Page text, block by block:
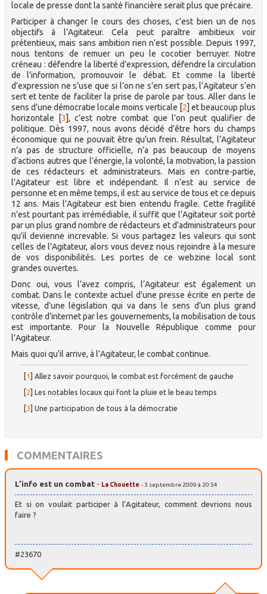
locale de presse dont la santé financière serait plus que précaire.
Participer à changer le cours des choses, c’est bien un de nos
objectifs à l’Agitateur. Cela peut paraître ambitieux voir
prétentieux, mais sans ambition rien n’est possible. Depuis 1997,
nous tentons de remuer un peu le cocotier berruyer. Notre
créneau : défendre la liberté d’expression, défendre la circulation
de l’information, promouvoir le débat. Et comme la liberté
d’expression ne s’use que si l’on ne s’en sert pas, l’Agitateur s’en
sert et tente de faciliter la prise de parole par tous. Aller dans le
sens d’une démocratie locale moins verticale [2] et beaucoup plus
horizontale [3], c’est notre combat que l’on peut qualifier de
politique. Dès 1997, nous avons décidé d’être hors du champs
économique qui ne pouvait être qu’un frein. Résultat, l’Agitateur
n’a pas de structure officielle, n’a pas beaucoup de moyens
d’actions autres que l’énergie, la volonté, la motivation, la passion
de ces rédacteurs et administrateurs. Mais en contre-partie,
l’Agitateur est libre et indépendant. Il n’est au service de
personne et en même temps, il est au service de tous et ce depuis
12 ans. Mais l’Agitateur est bien entendu fragile. Cette fragilité
n’est pourtant pas irrémédiable, il suffit que l’Agitateur soit porté
par un plus grand nombre de rédacteurs et d’administrateurs pour
qu’il devienne increvable. Si vous partagez les valeurs qui sont
celles de l’Agitateur, alors vous devez nous rejoindre à la mesure
de vos disponibilités. Les portes de ce webzine local sont
grandes ouvertes.
Donc oui, vous l’avez compris, l’Agitateur est également un
combat. Dans le contexte actuel d’une presse écrite en perte de
vitesse, d’une législation qui va dans le sens d’un plus grand
contrôle d’internet par les gouvernements, la mobilisation de tous
est importante. Pour la Nouvelle République comme pour
l’Agitateur.
Mais quoi qu’il arrive, à l’Agitateur, le combat continue.
[1]Allez savoir pourquoi, le combat est forcément de gauche
[2]Les notables locaux qui font la pluie et le beau temps
[3]Une participation de tous à la démocratie
COMMENTAIRES
L’info est un combat - La Chouette - 3 septembre 2009 à 20:54
Et si on voulait participer à l’Agitateur, comment devrions nous
faire ?
#23670